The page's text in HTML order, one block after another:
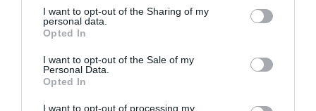
not limited to your visit or usage behaviour. You may click to
grant or deny consent to Google and its third-party tags to
use your data for below specified purposes in below Google
consent section.
I want to opt-out of the Sharing of my
personal data.
Opted In
I want to opt-out of the Sale of my
Personal Data.
Opted In
I want to opt-out of processing my
euróra büntetik a Colosseum csaló
jegyértékesítőit
A tervek között szerepel egy